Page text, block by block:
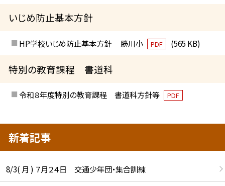
いじめ防止基本方針
HP学校いじめ防止基本方針 勝川小 PDF (565 KB)
特別の教育課程 書道科
令和８年度特別の教育課程 書道科方針等 PDF
新着記事
8/3( 月 ) ７月２４日 交通少年団・集合訓練